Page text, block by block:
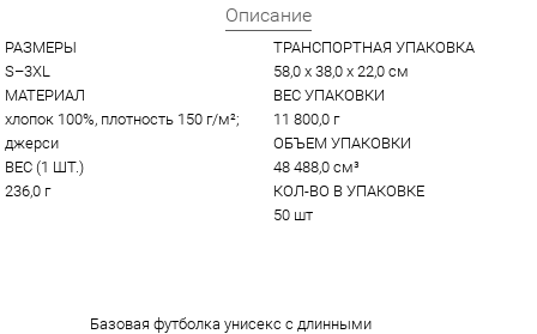
Описание
РАЗМЕРЫ
S–3XL
МАТЕРИАЛ
хлопок 100%, плотность 150 г/м²;
джерси
ВЕС (1 ШТ.)
236,0 г
ТРАНСПОРТНАЯ УПАКОВКА
58,0 x 38,0 x 22,0 см
ВЕС УПАКОВКИ
11 800,0 г
ОБЪЕМ УПАКОВКИ
48 488,0 см³
КОЛ-ВО В УПАКОВКЕ
50 шт
Базовая футболка унисекс с длинными